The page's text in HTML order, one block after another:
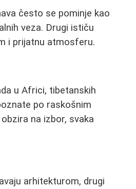
često se pominje kao
veza. Drugi ističu
i prijatnu atmosferu.
u Africi, tibetanskih
po raskošnim
na izbor, svaka
arhitekturom, drugi